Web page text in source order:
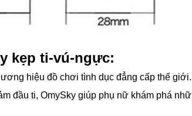
kẹp ti-vú-ngực:
hiệu đồ chơi tình dục đẳng cấp thế giới.
đầu ti, OmySky giúp phụ nữ khám phá